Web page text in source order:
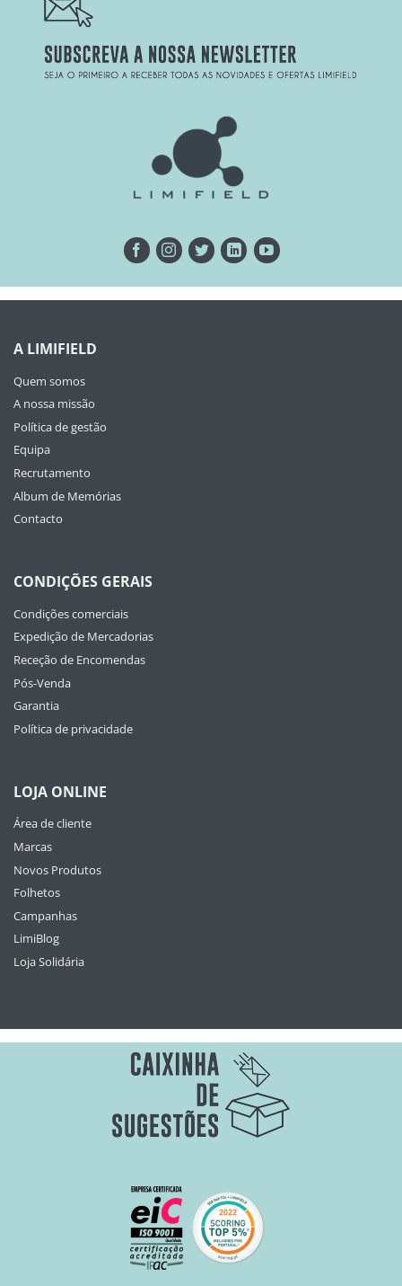
A LIMIFIELD
Quem somos
A nossa missão
Política de gestão
Equipa
Recrutamento
Album de Memórias
Contacto
CONDIÇÕES GERAIS
Condições comerciais
Expedição de Mercadorias
Receção de Encomendas
Pós-Venda
Garantia
Política de privacidade
LOJA ONLINE
Área de cliente
Marcas
Novos Produtos
Folhetos
Campanhas
LimiBlog
Loja Solidária